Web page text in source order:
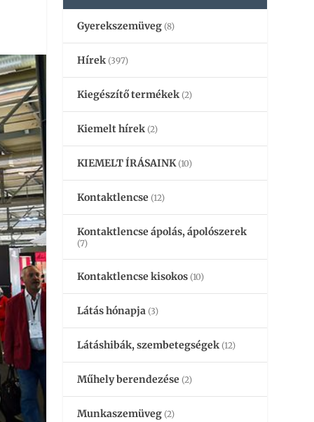
Gyerekszemüveg (8)
Hírek (397)
Kiegészítő termékek (2)
Kiemelt hírek (2)
KIEMELT ÍRÁSAINK(10)
Kontaktlencse (12)
Kontaktlencse ápolás, ápolószerek
(7)
Kontaktlencse kisokos (10)
Látás hónapja (3)
Látáshibák, szembetegségek (12)
Műhely berendezése (2)
Munkaszemüveg (2)